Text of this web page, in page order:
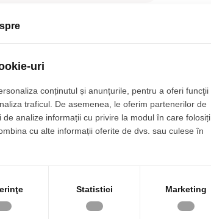
Caramida
Stanca, Sibiu.
situat in localitatea Sibiu,
inaltime pe Parter + 6 Etaje; anul
in suprafata de 11mp.
uri
conținutul și anunțurile, pentru a oferi funcţii
traficul. De asemenea, le oferim partenerilor de
de analize informații cu privire la modul în care folosiți
cu alte informații oferite de dvs. sau culese în
Statistici Marketing